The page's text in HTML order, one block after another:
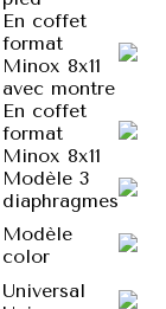
En coffet
format
Minox 8x11
avec montre
En coffet
format
Minox 8x11
Modèle 3
diaphragmes
Modèle
color
Universal